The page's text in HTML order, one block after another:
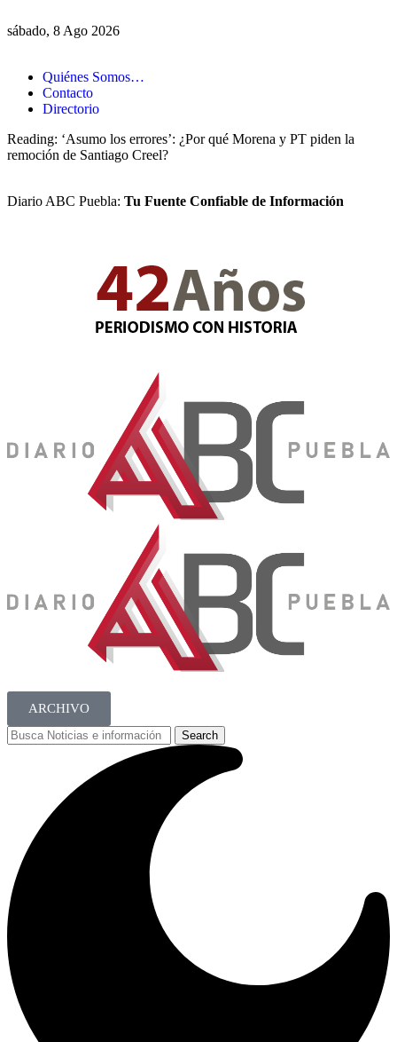
sábado, 8 Ago 2026
Quiénes Somos…
Contacto
Directorio
Reading: ‘Asumo los errores’: ¿Por qué Morena y PT piden la
remoción de Santiago Creel?
Diario ABC Puebla: Tu Fuente Confiable de Información
ARCHIVO